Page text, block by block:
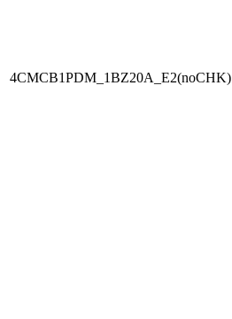
4CMCB1PDM_1BZ20A_E2(noCHK)